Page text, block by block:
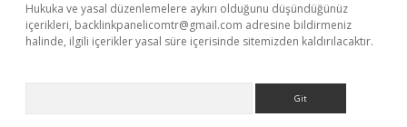
Hukuka ve yasal düzenlemelere aykırı olduğunu düşündüğünüz
içerikleri, backlinkpanelicomtr@gmail.com adresine bildirmeniz
halinde, ilgili içerikler yasal süre içerisinde sitemizden kaldırılacaktır.